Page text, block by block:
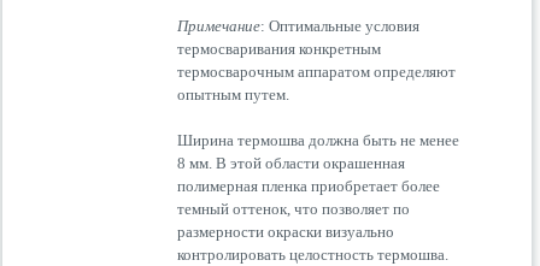
Примечание: Оптимальные условия
термосваривания конкретным
термосварочным аппаратом определяют
опытным путем.
Ширина термошва должна быть не менее
8 мм. В этой области окрашенная
полимерная пленка приобретает более
темный оттенок, что позволяет по
размерности окраски визуально
контролировать целостность термошва.